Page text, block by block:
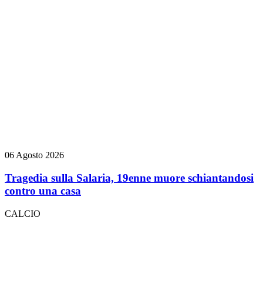
06 Agosto 2026
Tragedia sulla Salaria, 19enne muore schiantandosi
contro una casa
CALCIO